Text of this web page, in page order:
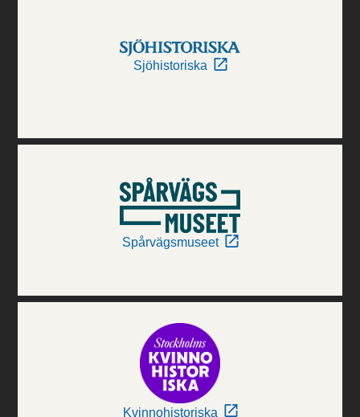
Sjöhistoriska
Spårvägsmuseet
Kvinnohistoriska